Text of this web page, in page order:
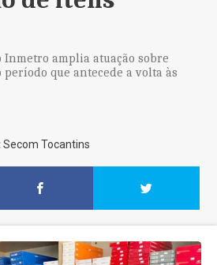
Inmetro amplia atuação sobre
que antecede a volta às
Secom Tocantins